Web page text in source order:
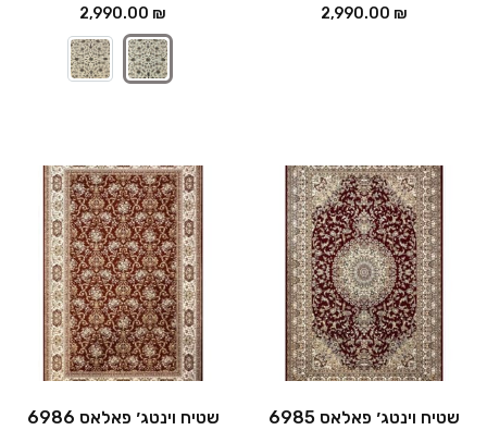
2,990.00 ₪
2,990.00 ₪
שטיח וינטג׳ פאלאס 6985 שטיח וינטג׳ פאלאס 6986